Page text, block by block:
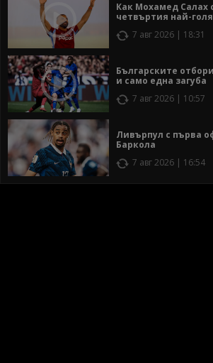
Как Мохамед Салах
четвъртия най-
7 авг 2026 | 18:31
Българските
и само една загуба
7 авг 2026 | 10:57
Ливърпул с първа
Баркола
7 авг 2026 | 16:54